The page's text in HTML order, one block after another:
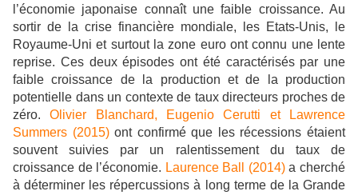
l’économie japonaise connaît une faible croissance. Au
sortir de la crise financière mondiale, les Etats-Unis, le
Royaume-Uni et surtout la zone euro ont connu une lente
reprise. Ces deux épisodes ont été caractérisés par une
faible croissance de la production et de la production
potentielle dans un contexte de taux directeurs proches de
zéro.Olivier Blanchard, Eugenio Cerutti et Lawrence
Summers (2015)ont confirmé que les récessions étaient
souvent suivies par un ralentissement du taux de
croissance de l’économie. Laurence Ball (2014)a cherché
à déterminer les répercussions à long terme de la Grande